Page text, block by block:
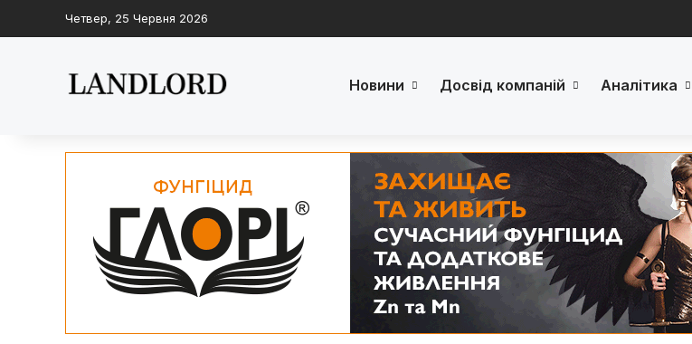
Четвер, 25 Червня 2026
Новини Досвід компаній Аналітика